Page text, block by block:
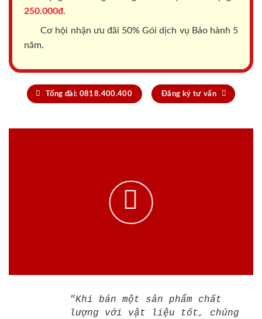
250.000đ.
Cơ hội nhận ưu đãi 50% Gói dịch vụ Bảo hành 5
năm.
Tổng đài: 0818.400.400 Đăng ký tư vấn
"Khi bán một sản phẩm chất
lượng với vật liệu tốt, chúng